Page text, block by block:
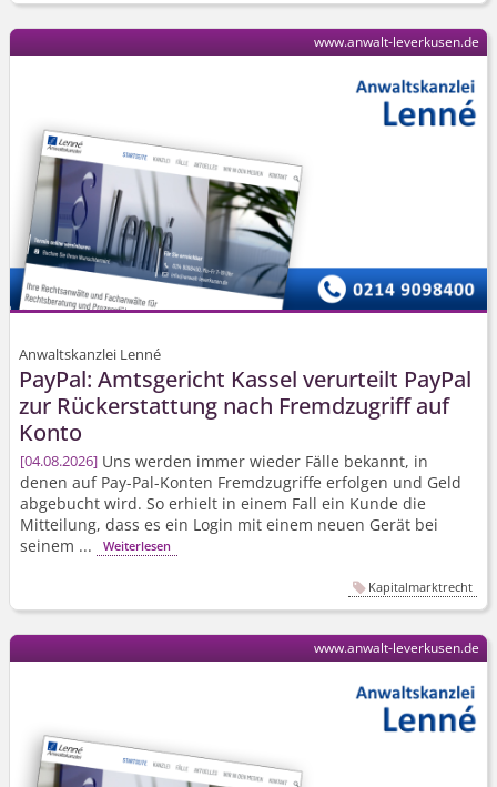
Anwaltskanzlei Lenné
PayPal: Amtsgericht Kassel verurteilt PayPal
zur Rückerstattung nach Fremdzugriff auf
Konto
04.08.2026 Uns werden immer wieder Fälle bekannt, in
denen auf Pay-Pal-Konten Fremdzugriffe erfolgen und Geld
abgebucht wird. So erhielt in einem Fall ein Kunde die
Mitteilung, dass es ein Login mit einem neuen Gerät bei
seinem ...
Weiterlesen
www.anwalt-leverkusen.de
Kapitalmarktrecht
www.anwalt-leverkusen.de